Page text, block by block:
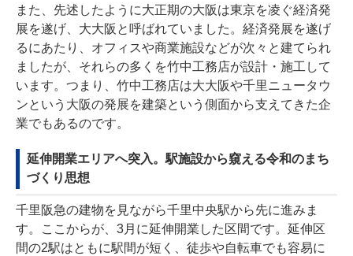
また、先述したように大正期の大阪は東京を凌ぐ経済発
展を遂げ、大大阪と呼ばれていました。経済発展を遂げ
るにあたり、オフィスや商業施設などが次々と建てられ
ましたが、それらの多くを竹中工務店が設計・施工して
います。つまり、竹中工務店は大大阪や千里ニュータウ
ンという大阪の発展を建築という側面から支えてきた企
業でもあるのです。
延伸開業エリアへ突入。駅施設から窺える令和のまち
づくり思想
千里阪急の建物を見ながら千里中央駅から先に進みま
す。ここからが、3月に延伸開業した区間です。延伸区
間の2駅はともに駅間が短く、徒歩や自転車でも容易に